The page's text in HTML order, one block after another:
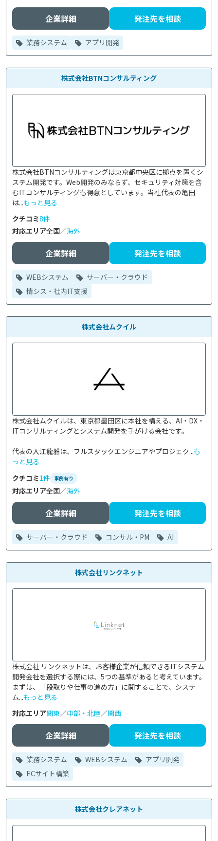
企業詳細 発注先を相談
業務システム アプリ開発
株式会社BTNコンサルティング
株式会社BTNコンサルティングは東京都中央区に拠点を置くシ
ステム開発です。Web開発のみならず、セキュリティ対策を含
むITコンサルティングも得意としています。当社代表の亀田
は...もっと見る
クチコミ8件
対応エリア全国／海外
企業詳細 発注先を相談
WEBシステム
サーバー・クラウド
情シス・社内IT支援
株式会社ムクイル
株式会社ムクイルは、東京都墨田区に本社を構える、AI・DX・
ITコンサルティングとシステム開発を手がける会社です。
代表の入江龍雅は、フルスタックエンジニアやプロジェク...も
っと見る
クチコミ1件 事例有り
対応エリア全国／海外
企業詳細 発注先を相談
サーバー・クラウド コンサル・PM AI
株式会社リンクネット
株式会社 リンクネットは、お客様企業が信頼できるITシステム
開発会社を選択する際には、5つの基準があると考えています。
まずは、「段取りや仕事の進め方」に関することで、システ
ム...もっと見る
対応エリア関東／中部・北陸／関西
企業詳細 発注先を相談
業務システム WEBシステム
アプリ開発
ECサイト構築
株式会社クレアネット